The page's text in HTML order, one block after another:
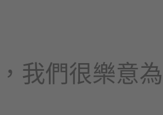
我們很樂意